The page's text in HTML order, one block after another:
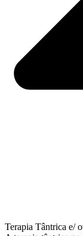
Terapia Tântrica e/